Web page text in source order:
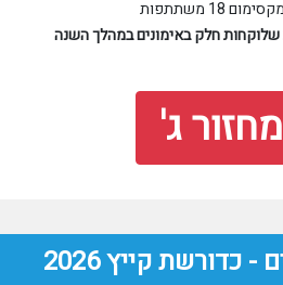
שלוקחות חלק באימונים במהלך השנה
ג'
כדורשת קייץ 2026